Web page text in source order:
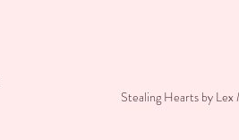
Stealing Hearts by Lex